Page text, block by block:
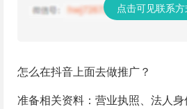
点击可见联系
怎么在抖音上面去做推广？
准备相关资料：营业执照、法人